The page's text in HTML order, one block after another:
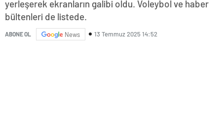
yerleşerek ekranların galibi oldu. Voleybol ve haber
bültenleri de listede.
ABONE OL News 13 Temmuz 2025 14:52